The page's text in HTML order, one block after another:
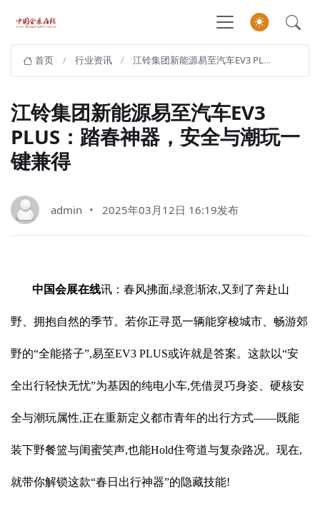
首页 行业资讯 江铃集团新能源易至汽车EV3 PLUS：踏春神器，安全与潮玩一键兼得
江铃集团新能源易至汽车EV3
PLUS：踏春神器，安全与潮玩一
键兼得
admin 2025年03月12日 16:19发布
中国会展在线讯：春风拂面,绿意渐浓,又到了奔赴山
野、拥抱自然的季节。若你正寻觅一辆能穿梭城市、畅游郊
野的“全能搭子”,易至EV3 PLUS或许就是答案。这款以“安
全出行轻快无忧”为基因的纯电小车,凭借灵巧身姿、硬核安
全与潮玩属性,正在重新定义都市青年的出行方式——既能
装下野餐篮与闺蜜笑声,也能Hold住弯道与复杂路况。现在,
就带你解锁这款“春日出行神器”的隐藏技能!